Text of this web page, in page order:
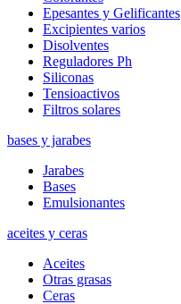
Epesantes y Gelificantes
Excipientes varios
Disolventes
Reguladores Ph
Siliconas
Tensioactivos
Filtros solares
bases y jarabes
Jarabes
Bases
Emulsionantes
aceites y ceras
Aceites
Otras grasas
Ceras